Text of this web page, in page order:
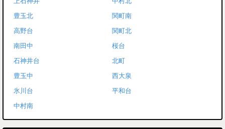
豊玉北
関町南
高野台
関町北
南田中
桜台
石神井台
北町
豊玉中
西大泉
氷川台
平和台
中村南